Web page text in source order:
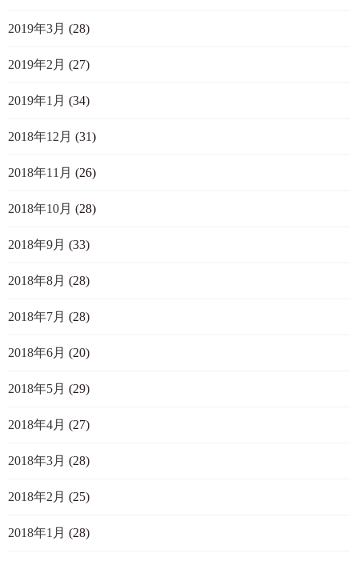
2019年3月 (28)
2019年2月 (27)
2019年1月 (34)
2018年12月 (31)
2018年11月 (26)
2018年10月 (28)
2018年9月 (33)
2018年8月 (28)
2018年7月 (28)
2018年6月 (20)
2018年5月 (29)
2018年4月 (27)
2018年3月 (28)
2018年2月 (25)
2018年1月 (28)